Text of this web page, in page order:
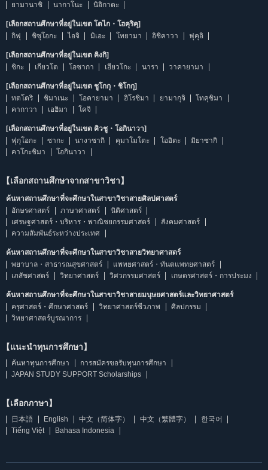
ยามานาชิ
นากาโนะ นิอิกาตะ
[เลือกสถานศึกษาที่อยู่ในเขต โตไก・โฮคุริคุ]
กิฟุ
ชิซุโอกะ ไอจิ มิเอะ โทยามา อิชิคาวา ฟุคุอิ
[เลือกสถานศึกษาที่อยู่ในเขต คิงกิ]
ชิกะ
เกียวโต โอซากา เฮียวโกะ นารา วาคายามา
[เลือกสถานศึกษาที่อยู่ในเขต ชูโกกุ・ชิโกกุ]
ทตโตริ
ชิมาเนะ โอคายามา ฮิโรชิมา ยามากุจิ
โทคุชิมา
คากาวา
เอฮิมา โคจิ
[เลือกสถานศึกษาที่อยู่ในเขต คิวชู・โอกินาวา]
ฟุกุโอกะ
ซากะ นางาซากิ คุมาโมโตะ โออิตะ
มิยาซากิ
คาโกะชิมา
โอกินาวา
【เลือกสถานศึกษาจากสาขาวิชา】
ค้นหาสถานศึกษาที่จะศึกษาในสาขาวิชาสายศิลปศาสตร์
อักษรศาสตร์
ภาษาศาสตร์
นิติศาสตร์
เศรษฐศาสตร์・บริหาร・พาณิชยกรรมศาสตร์
สังคมศาสตร์
ความสัมพันธ์ระหว่างประเทศ
ค้นหาสถานศึกษาที่จะศึกษาในสาขาวิชาสายวิทยาศาสตร์
พยาบาล・สาธารณสุขศาสตร์
แพทยศาสตร์・ทันตแพทยศาสตร์
เภสัชศาสตร์
วิทยาศาสตร์ วิศวกรรมศาสตร์ เกษตรศาสตร์・การประมง
ค้นหาสถานศึกษาที่จะศึกษาในสาขาวิชาสายมนุษยศาสตร์และวิทยาศาสตร์
ครุศาสตร์・ศึกษาศาสตร์
วิทยาศาสตร์ชีวภาพ
ศิลปกรรม
วิทยาศาสตร์บูรณาการ
【แนะนำทุนการศึกษา】
ค้นหาทุนการศึกษา
การสมัครขอรับทุนการศึกษา
JAPAN STUDY SUPPORT Scholarships
【เลือกภาษา】
日本語 English 中文（简体字） 中文（繁體字）
한국어
Tiếng Việt
Bahasa Indonesia